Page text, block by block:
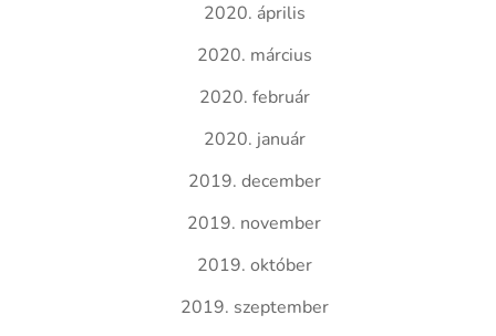
2020. április
2020. március
2020. február
2020. január
2019. december
2019. november
2019. október
2019. szeptember